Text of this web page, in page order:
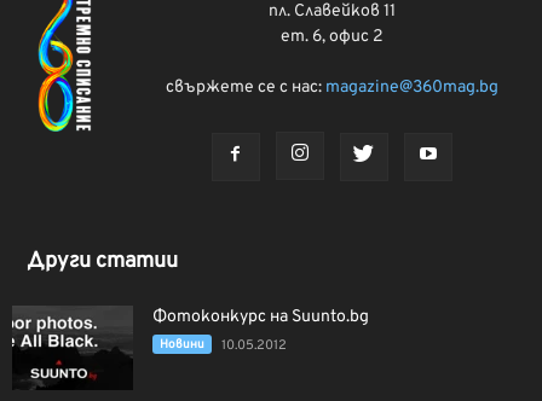
пл. Славейков 11
ет. 6, офис 2
свържете се с нас: magazine@360mag.bg
Други статии
Фотоконкурс на Suunto.bg
Новини 10.05.2012